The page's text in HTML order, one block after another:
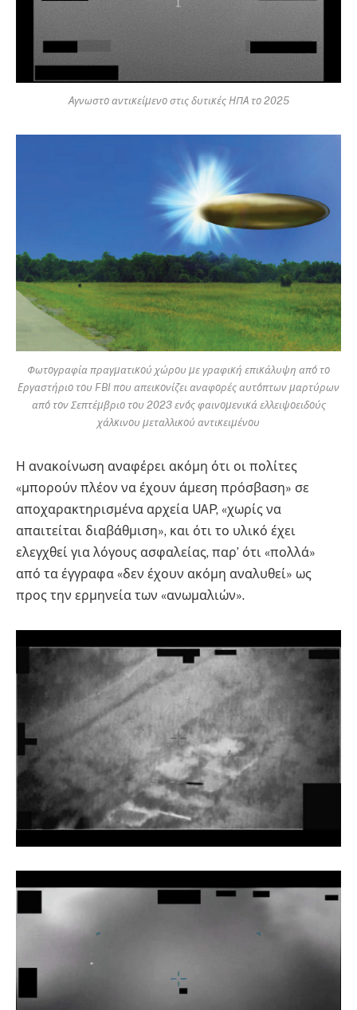
Αγνωστο αντικείμενο στις δυτικές ΗΠΑ το 2025
Φωτογραφία πραγματικού χώρου με γραφική επικάλυψη από το
Εργαστήριο του FBI που απεικονίζει αναφορές αυτόπτων μαρτύρων
από τον Σεπτέμβριο του 2023 ενός φαινομενικά ελλειψοειδούς
χάλκινου μεταλλικού αντικειμένου
Η ανακοίνωση αναφέρει ακόμη ότι οι πολίτες
«μπορούν πλέον να έχουν άμεση πρόσβαση» σε
αποχαρακτηρισμένα αρχεία UAP, «χωρίς να
απαιτείται διαβάθμιση», και ότι το υλικό έχει
ελεγχθεί για λόγους ασφαλείας, παρ’ ότι «πολλά»
από τα έγγραφα «δεν έχουν ακόμη αναλυθεί» ως
προς την ερμηνεία των «ανωμαλιών».